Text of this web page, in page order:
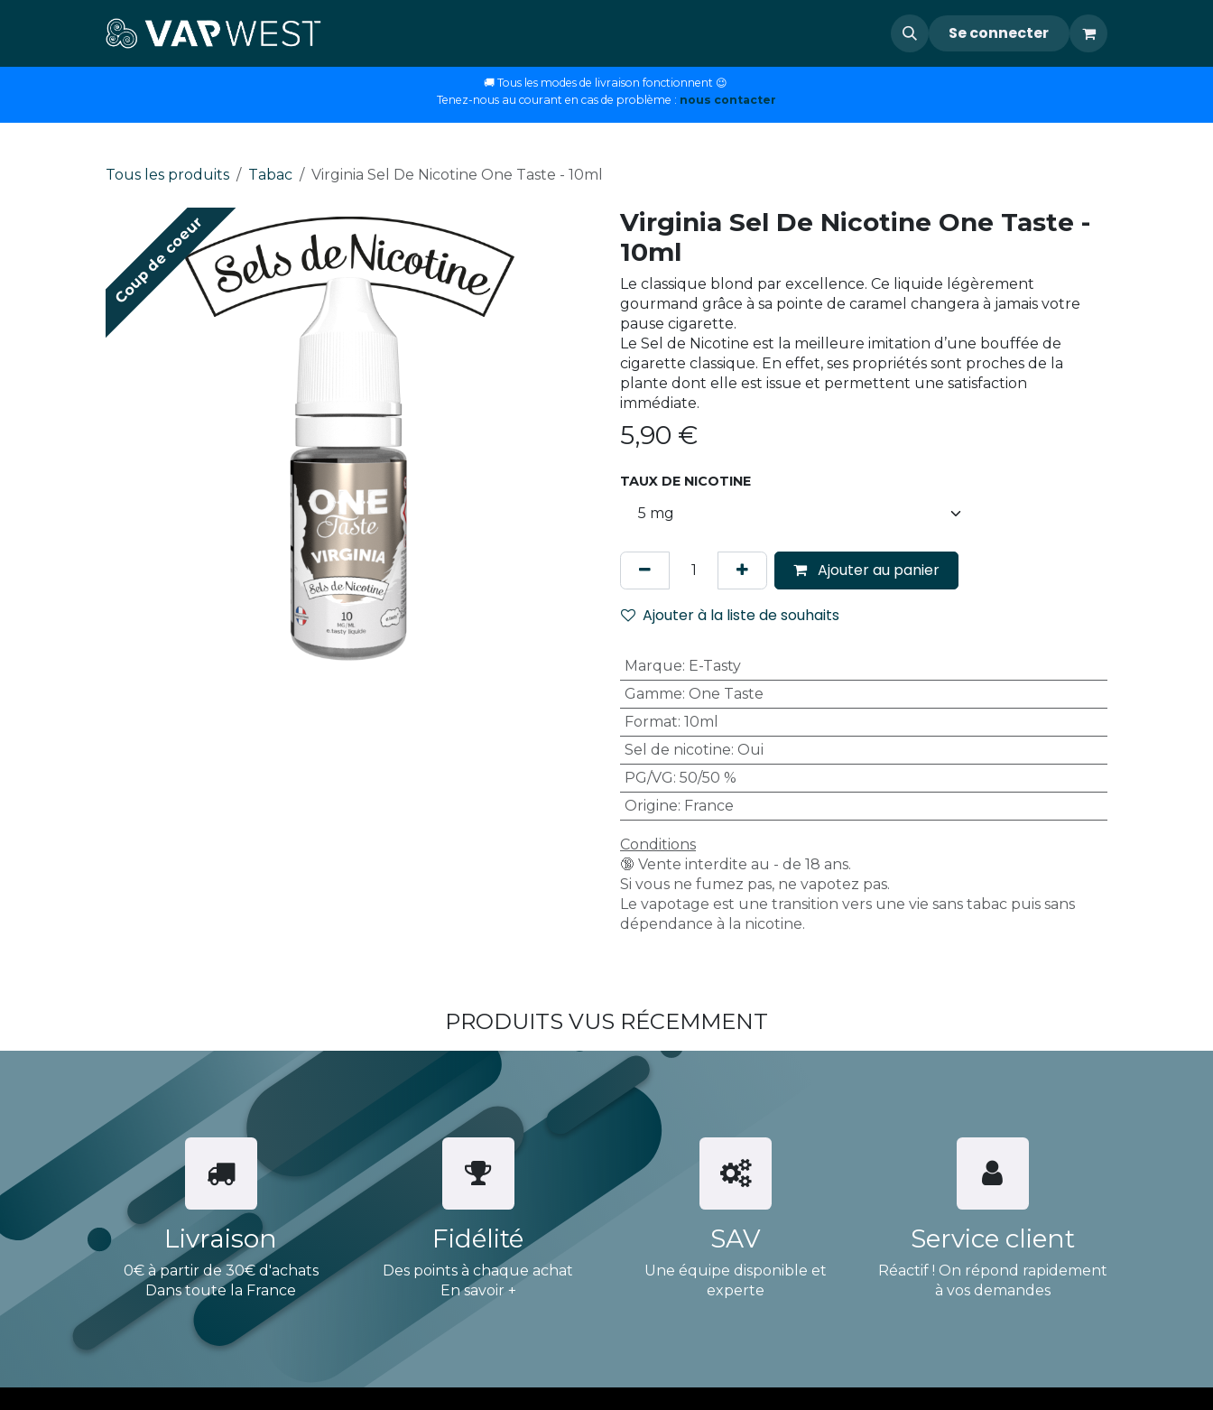
Se connecter
🚚 Tous les modes de livraison fonctionnent 😉
Tenez-nous au courant en cas de problème : nous contacter
Tous les produits Tabac Virginia Sel De Nicotine One Taste - 10ml
Coup de coeur
Virginia Sel De Nicotine One Taste -
10ml
Le classique blond par excellence. Ce liquide légèrement
gourmand grâce à sa pointe de caramel changera à jamais votre
pause cigarette.
Le Sel de Nicotine est la meilleure imitation d’une bouffée de
cigarette classique. En effet, ses propriétés sont proches de la
plante dont elle est issue et permettent une satisfaction
immédiate.
5,90 €
TAUX DE NICOTINE
Ajouter au panier
Ajouter à la liste de souhaits
Marque: E-Tasty
Gamme: One Taste
Format: 10ml
Sel de nicotine: Oui
PG/VG: 50/50 %
Origine: France
Conditions
🔞 Vente interdite au - de 18 ans.
Si vous ne fumez pas, ne vapotez pas.
Le vapotage est une transition vers une vie sans tabac puis sans
dépendance à la nicotine.
PRODUITS VUS RÉCEMMENT
Livraison
0€ à partir de 30€ d'achats
Dans toute la France
Fidélité
Des points à chaque achat
En savoir +
SAV
Une équipe disponible et
experte
Service client
Réactif ! On répond rapidement
à vos demandes